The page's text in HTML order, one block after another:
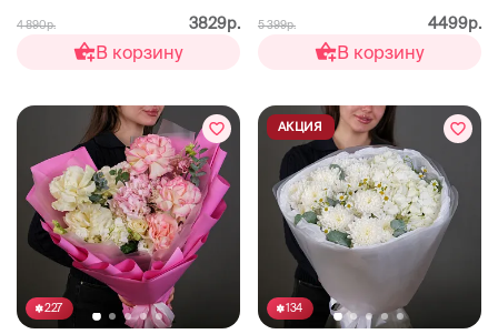
4 890р. 3829р.
В корзину
5 399р. 4499р.
В корзину
227 134
АКЦИЯ